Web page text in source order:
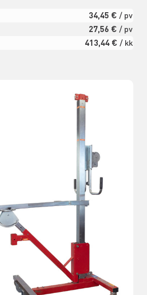
34,45 € / pv
27,56 € / pv
413,44 € / kk